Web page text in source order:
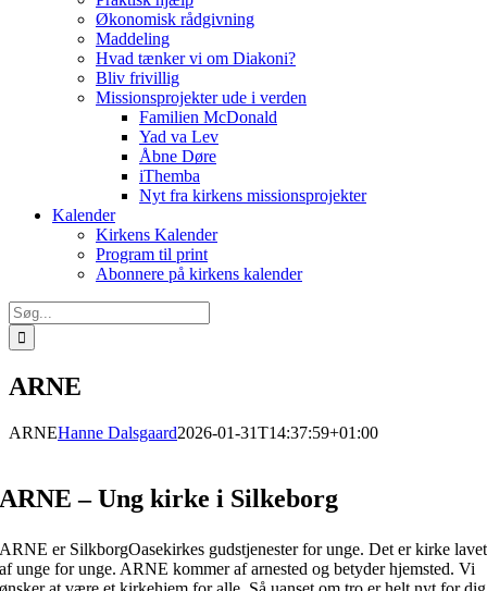
Økonomisk rådgivning
Maddeling
Hvad tænker vi om Diakoni?
Bliv frivillig
Missionsprojekter ude i verden
Familien McDonald
Yad va Lev
Åbne Døre
iThemba
Nyt fra kirkens missionsprojekter
Kalender
Kirkens Kalender
Program til print
Abonnere på kirkens kalender
Søg
efter:
ARNE
ARNEHanne Dalsgaard2026-01-31T14:37:59+01:00
ARNE – Ung kirke i Silkeborg
ARNE er SilkborgOasekirkes gudstjenester for unge. Det er kirke lavet
af unge for unge. ARNE kommer af arnested og betyder hjemsted. Vi